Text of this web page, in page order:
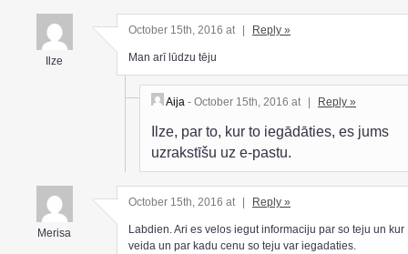
Ilze
October 15th, 2016 at Reply »
Man arī lūdzu tēju
Aija - October 15th, 2016 at | Reply »
Ilze, par to, kur to iegādāties, es jums
uzrakstīšu uz e-pastu.
Merisa
October 15th, 2016 at Reply »
Labdien. Ari es velos iegut informaciju par so teju un kur
veida un par kadu cenu so teju var iegadaties.